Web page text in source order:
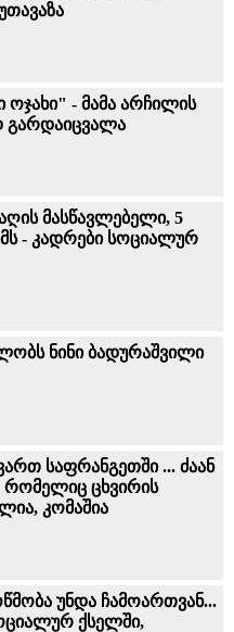
- მამა არჩილის
მასწავლებელი, 5
- კადრები სოციალურ
ნინი ბადურაშვილი
საფრანგეთში ... ძაან
რომელიც ცხვირის
კომაშია
უნდა ჩამოართვან...
ქსელში,